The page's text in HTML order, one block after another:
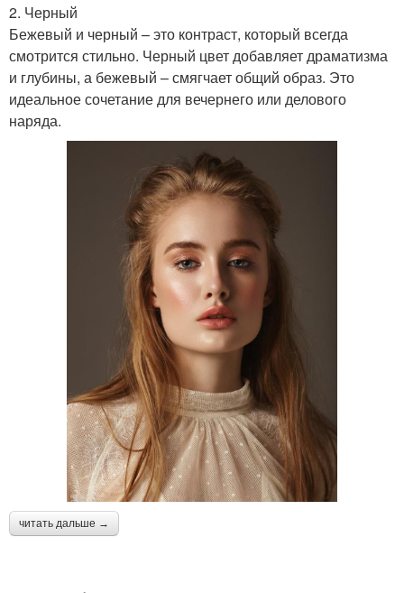
2. Черный
Бежевый и черный – это контраст, который всегда
смотрится стильно. Черный цвет добавляет драматизма
и глубины, а бежевый – смягчает общий образ. Это
идеальное сочетание для вечернего или делового
наряда.
читать дальше →